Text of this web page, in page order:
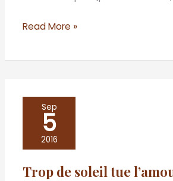
Read More »
Sep
5
2016
Trop de soleil tue
Trop
soleil
l’amour